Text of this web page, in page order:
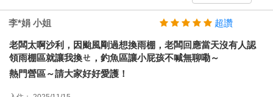
李*娟 小姐 超讚
老闆太啊沙利，因颱風剛過想換雨棚，老闆回應當天沒有人認
領雨棚區就讓我換ㄝ，釣魚區讓小屁孩不喊無聊嘞～
熱門營區～請大家好好愛護！